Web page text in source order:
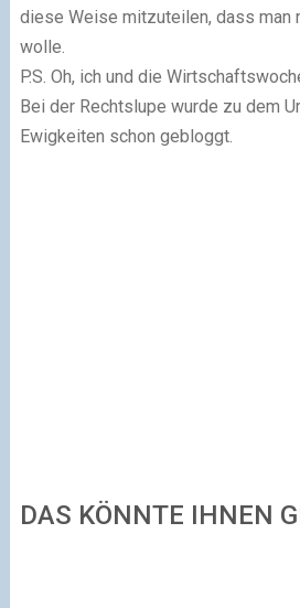
diese Weise mitzuteilen, dass man
wolle.
P.S. Oh, ich und die
Bei der Rechtslupe wurde zu dem
Ewigkeiten schon gebloggt.
DAS KÖNNTE IHNEN